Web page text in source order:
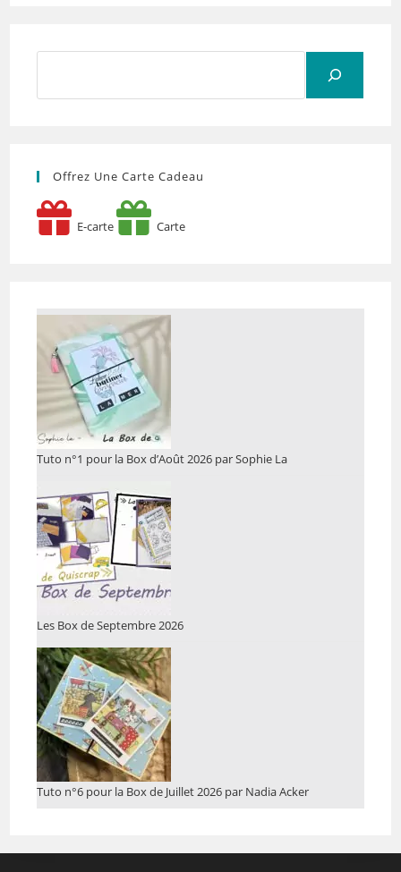
Offrez Une Carte Cadeau
E-carte Carte
Tuto n°1 pour la Box d’Août 2026 par Sophie La
Les Box de Septembre 2026
Tuto n°6 pour la Box de Juillet 2026 par Nadia Acker